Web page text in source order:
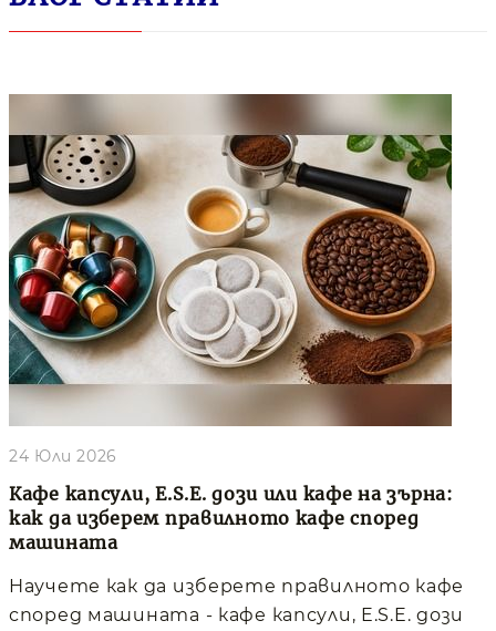
Кафе капсули, E.S.E. дози или кафе на зърна:
как да изберем правилното кафе според
машината
24 Юли 2026
Научете как да изберете правилното кафе
според машината - кафе капсули, E.S.E. дози